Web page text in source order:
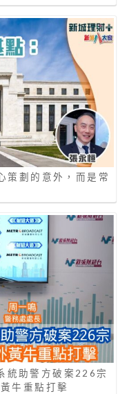
策劃的意外，而是常
統助警方破案226宗
牛重點打擊